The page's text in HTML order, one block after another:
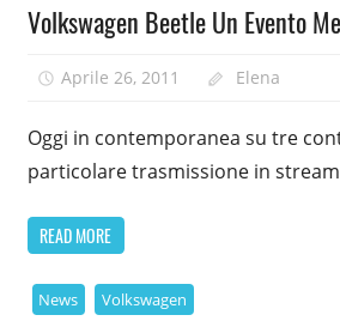
Volkswagen Beetle Un Evento
Aprile 26, 2011 Elena
Oggi in contemporanea su tre
particolare trasmissione in
READ MORE
News Volkswagen